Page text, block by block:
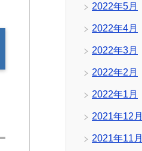
2022年5月
2022年4月
2022年3月
2022年2月
2022年1月
2021年12月
2021年11月